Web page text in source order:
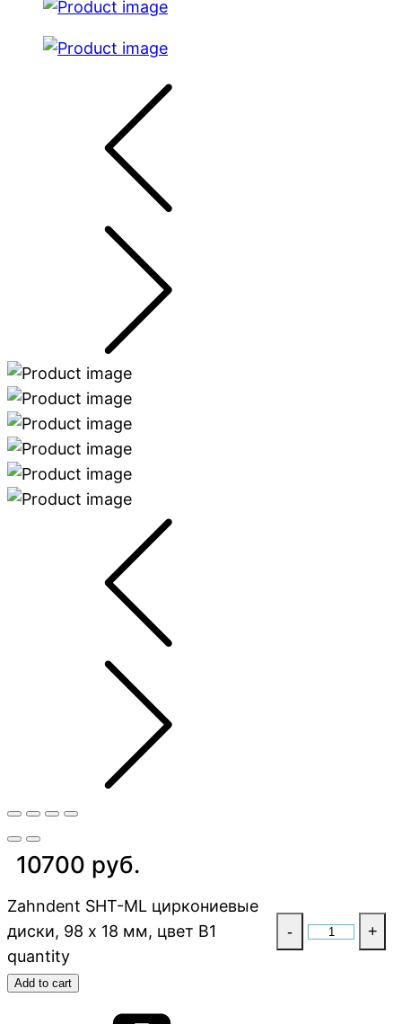
10700 руб.
Zahndent SHT-ML циркониевые
диски, 98 х 18 мм, цвет B1
quantity
- +
Add to cart